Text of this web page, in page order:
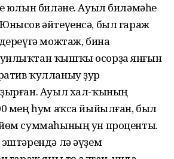
юлын биләне. Ауыл биләмәһе
әйтеүенсә, был гараж
можтаж, бина
ҡышҡы осорҙа янғын
ҡулланыу ҙур
Ауыл хал-ҡының
мең һум аҡса йыйылған, был
суммаһының ун проценты.
лә әүҙем